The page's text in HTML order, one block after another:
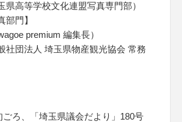
県高等学校文化連盟写真専門部）
部門】
premium 編集長）
社団法人 埼玉県物産観光協会 常務
ごろ、「埼玉県議会だより」180号